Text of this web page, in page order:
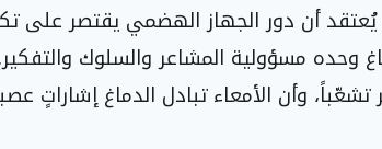
أن دور الجهاز الهضمي يقتصر على
وحده مسؤولية المشاعر والسلوك
تشعّباً، وأن الأمعاء تبادل الدماغ إشاراتٍ